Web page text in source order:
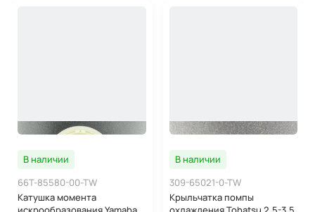
В наличии
66T-85580-00-TW
Катушка момента
В наличии
309-65021-0-TW
Крыльчатка помпы